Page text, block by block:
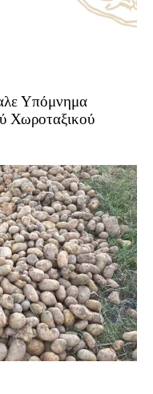
Υπόμνημα
Χωροταξικού